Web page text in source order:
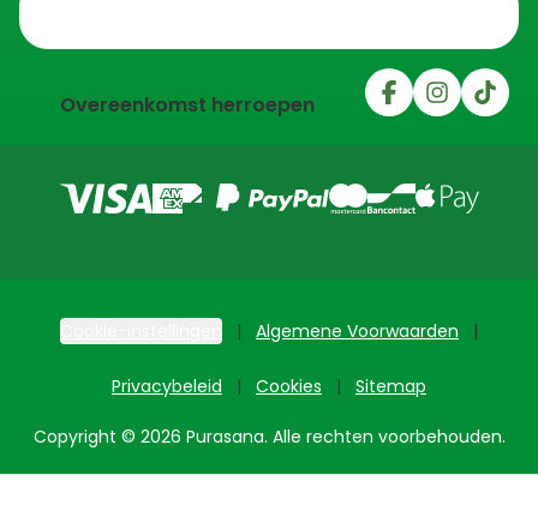
Overeenkomst herroepen
Algemene Voorwaarden
Privacybeleid Cookies Sitemap
Copyright © 2026 Purasana. Alle rechten voorbehouden.